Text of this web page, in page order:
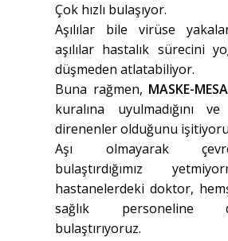
Çok hızlı bulaşıyor.
Aşılılar bile virüse
aşılılar hastalık sürecini
düşmeden atlatabiliyor.
Buna rağmen, MASKE-
kuralına uyulmadığını
direnenler olduğunu
Aşı olmayarak
bulaştırdığımız
hastanelerdeki doktor,
sağlık
bulaştırıyoruz.